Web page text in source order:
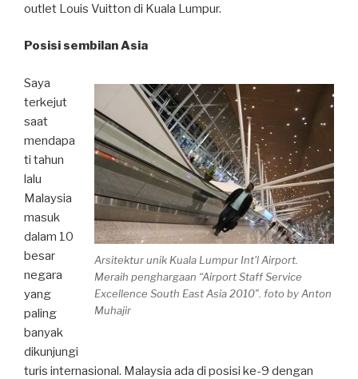
outlet Louis Vuitton di Kuala Lumpur.
Posisi sembilan Asia
Arsitektur unik Kuala Lumpur Int'l Airport.
Meraih penghargaan “Airport Staff Service
Excellence South East Asia 2010". foto by Anton
Muhajir
Saya
terkejut
saat
mendapa
ti tahun
lalu
Malaysia
masuk
dalam 10
besar
negara
yang
paling
banyak
dikunjungi
turis internasional. Malaysia ada di posisi ke-9 dengan